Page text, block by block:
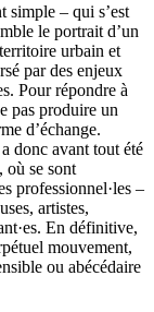
simple – qui s’est
le portrait d’un
urbain et
par des enjeux
Pour répondre à
pas produire un
d’échange.
a donc avant tout été
où se sont
professionnel·les –
artistes,
En définitive,
mouvement,
ou abécédaire